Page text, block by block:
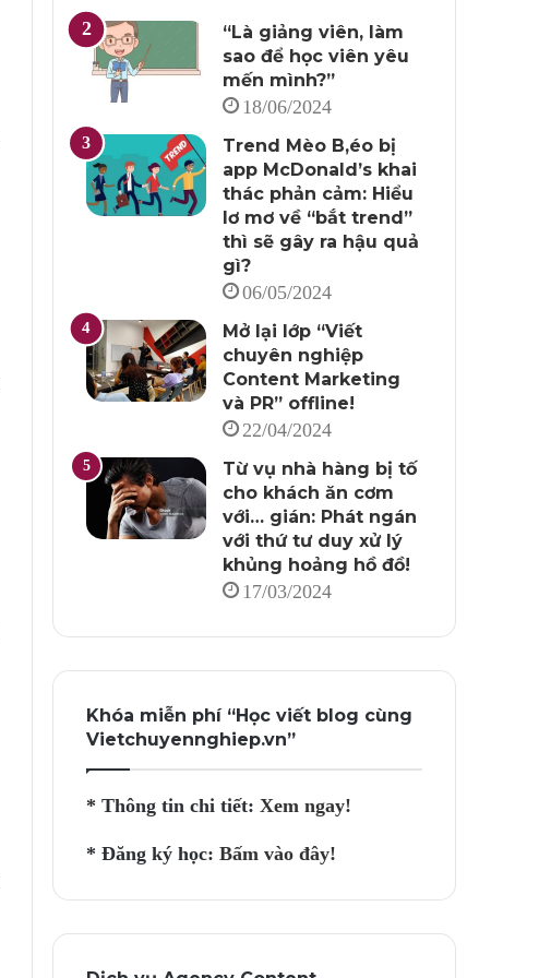
“Là giảng viên, làm
sao để học viên yêu
mến mình?”
18/06/2024
Trend Mèo B,éo bị
app McDonald’s khai
thác phản cảm: Hiểu
lơ mơ về “bắt trend”
thì sẽ gây ra hậu quả
gì?
06/05/2024
Mở lại lớp “Viết
chuyên nghiệp
Content Marketing
và PR” offline!
22/04/2024
Từ vụ nhà hàng bị tố
cho khách ăn cơm
với… gián: Phát ngán
với thứ tư duy xử lý
khủng hoảng hồ đồ!
17/03/2024
Khóa miễn phí “Học viết blog cùng
Vietchuyennghiep.vn”
* Thông tin chi tiết:Xem ngay!
* Đăng ký học:Bấm vào đây!